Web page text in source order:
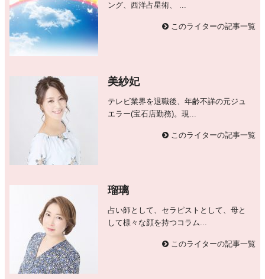
ング、西洋占星術、 ...
このライターの記事一覧
美紗妃
テレビ業界を退職後、年齢不詳の元ジュ
エラー(宝石店勤務)。現...
このライターの記事一覧
瑠璃
占い師として、セラピストとして、母と
して様々な顔を持つコラム...
このライターの記事一覧